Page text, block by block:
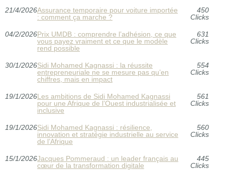
21/4/2026Assurance temporaire pour voiture importée
: comment ça marche ?
450
Clicks
04/2/2026Prix UMDB : comprendre l’adhésion, ce que
vous payez vraiment et ce que le modèle
rend possible
631
Clicks
30/1/2026Sidi Mohamed Kagnassi : la réussite
entrepreneuriale ne se mesure pas qu’en
chiffres, mais en impact
554
Clicks
19/1/2026Les ambitions de Sidi Mohamed Kagnassi
pour une Afrique de l’Ouest industrialisée et
inclusive
561
Clicks
19/1/2026Sidi Mohamed Kagnassi : résilience,
innovation et stratégie industrielle au service
de l’Afrique
560
Clicks
15/1/2026Jacques Pommeraud : un leader français au
cœur de la transformation digitale
445
Clicks